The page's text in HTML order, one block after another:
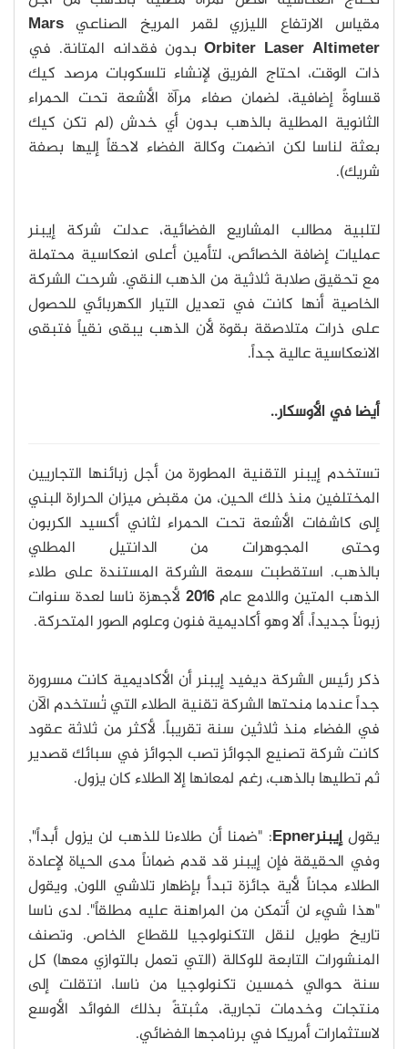
مقياس الارتفاع الليزري لقمر المريخ الصناعي Mars
Orbiter Laser Altimeter بدون فقدانه المتانة. في
ذات الوقت، احتاج الفريق لإنشاء تلسكوبات مرصد كيك
قساوةً إضافية، لضمان صفاء مرآة الأشعة تحت الحمراء
الثانوية المطلية بالذهب بدون أي خدش (لم تكن كيك
بعثة لناسا لكن انضمت وكالة الفضاء لاحقاً إليها بصفة
شريك).
لتلبية مطالب المشاريع الفضائية، عدلت شركة إيبنر
عمليات إضافة الخصائص، لتأمين أعلى انعكاسية محتملة
مع تحقيق صلابة ثلاثية من الذهب النقي. شرحت الشركة
الخاصية أنها كانت في تعديل التيار الكهربائي للحصول
على ذرات متلاصقة بقوة لأن الذهب يبقى نقياً فتبقى
الانعكاسية عالية جداً.
أيضا في الأوسكار..
تستخدم إيبنر التقنية المطورة من أجل زبائنها التجاريين
المختلفين منذ ذلك الحين، من مقبض ميزان الحرارة البني
إلى كاشفات الأشعة تحت الحمراء لثاني أكسيد الكربون
وحتى المجوهرات من الدانتيل المطلي
بالذهب. استقطبت سمعة الشركة المستندة على طلاء
الذهب المتين واللامع عام2016 لأجهزة ناسا لعدة سنوات
زبوناً جديداً، ألا وهو أكاديمية فنون وعلوم الصور المتحركة.
ذكر رئيس الشركة ديفيد إيبنر أن الأكاديمية كانت مسرورة
جداً عندما منحتها الشركة تقنية الطلاء التي تُستخدم الآن
في الفضاء منذ ثلاثين سنة تقريباً. لأكثر من ثلاثة عقود
كانت شركة تصنيع الجوائز تصب الجوائز في سبائك قصدير
ثم تطليها بالذهب، رغم لمعانها إلا الطلاء كان يزول.
يقولإيبنرEpner
: "ضمنا أن طلاءنا للذهب لن يزول أبداً",
وفي الحقيقة فإن إيبنر قد قدم ضماناً مدى الحياة لإعادة
الطلاء مجاناً لأية جائزة تبدأ بإظهار تلاشي اللون, ويقول
"هذا شيء لن أتمكن من المراهنة عليه مطلقاً". لدى ناسا
تاريخ طويل لنقل التكنولوجيا للقطاع الخاص. وتصنف
المنشورات التابعة للوكالة (التي تعمل بالتوازي معها) كل
سنة حوالي خمسين تكنولوجيا من ناسا، انتقلت إلى
منتجات وخدمات تجارية، مثبتةً بذلك الفوائد الأوسع
لاستثمارات أمريكا في برنامجها الفضائي.